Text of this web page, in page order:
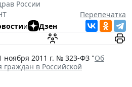
России
Перепечатка
и Дзен
ноября 2011 г. № 323-ФЗ "Об
граждан в Российской